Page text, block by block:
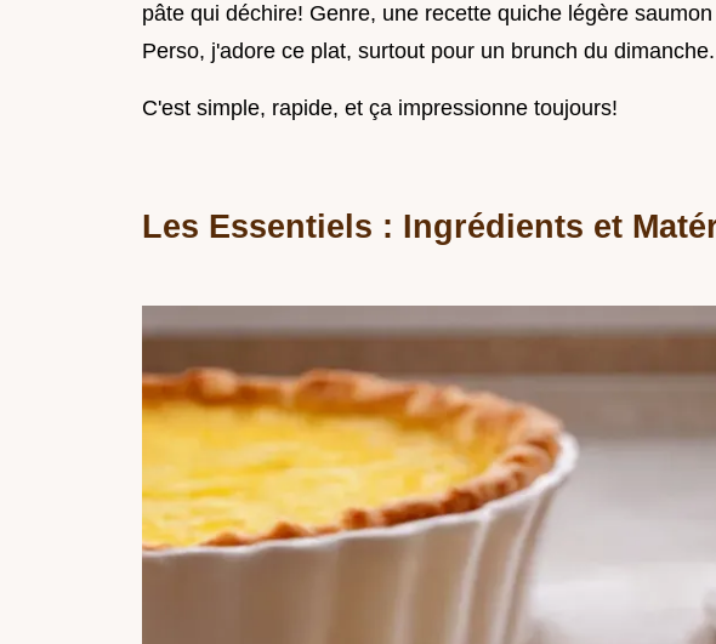
pâte qui déchire! Genre, une recette quiche légère
Perso, j'adore ce plat, surtout pour un brunch du dimanche.
C'est simple, rapide, et ça impressionne toujours!
Les Essentiels : Ingrédients et